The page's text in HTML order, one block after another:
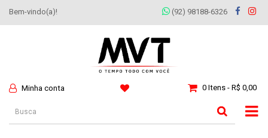
Bem-vindo(a)! (92) 98188-6326
Minha conta 0 Itens - R$ 0,00